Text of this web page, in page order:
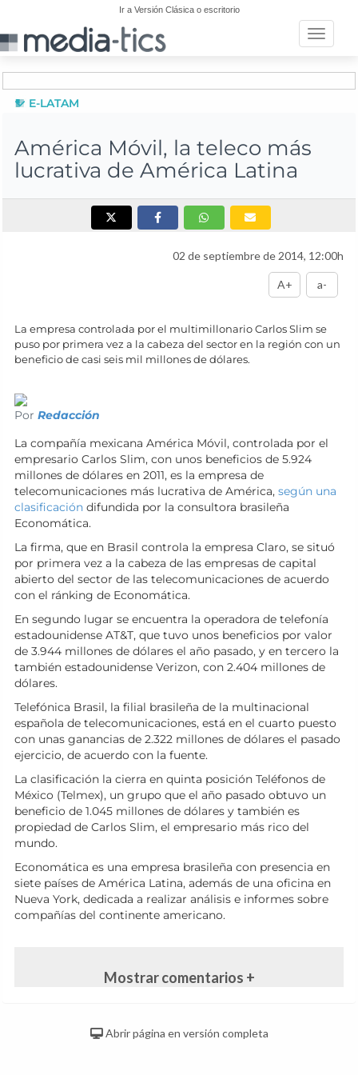
Ir a Versión Clásica o escritorio
Toggle
E-LATAM
América Móvil, la teleco más
lucrativa de América Latina
02 de septiembre de 2014, 12:00h
A+ a-
La empresa controlada por el multimillonario Carlos Slim se
puso por primera vez a la cabeza del sector en la región con un
beneficio de casi seis mil millones de dólares.
Por Redacción
La compañía mexicana América Móvil, controlada por el
empresario Carlos Slim, con unos beneficios de 5.924
millones de dólares en 2011, es la empresa de
telecomunicaciones más lucrativa de América, según una
clasificación difundida por la consultora brasileña
Economática.
La firma, que en Brasil controla la empresa Claro, se situó
por primera vez a la cabeza de las empresas de capital
abierto del sector de las telecomunicaciones de acuerdo
con el ránking de Economática.
En segundo lugar se encuentra la operadora de telefonía
estadounidense AT&T, que tuvo unos beneficios por valor
de 3.944 millones de dólares el año pasado, y en tercero la
también estadounidense Verizon, con 2.404 millones de
dólares.
Telefónica Brasil, la filial brasileña de la multinacional
española de telecomunicaciones, está en el cuarto puesto
con unas ganancias de 2.322 millones de dólares el pasado
ejercicio, de acuerdo con la fuente.
La clasificación la cierra en quinta posición Teléfonos de
México (Telmex), un grupo que el año pasado obtuvo un
beneficio de 1.045 millones de dólares y también es
propiedad de Carlos Slim, el empresario más rico del
mundo.
Economática es una empresa brasileña con presencia en
siete países de América Latina, además de una oficina en
Nueva York, dedicada a realizar análisis e informes sobre
compañías del continente americano.
Mostrar comentarios +
Abrir página en versión completa